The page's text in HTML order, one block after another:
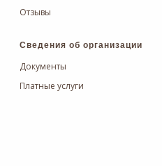
Отзывы
Сведения об организации
Документы
Платные услуги